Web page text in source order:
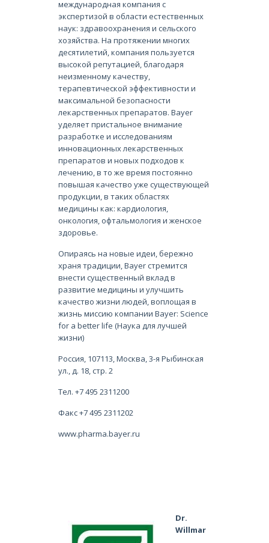
международная компания с
экспертизой в области естественных
наук: здравоохранения и сельского
хозяйства. На протяжении многих
десятилетий, компания пользуется
высокой репутацией, благодаря
неизменному качеству,
терапевтической эффективности и
максимальной безопасности
лекарственных препаратов. Bayer
уделяет пристальное внимание
разработке и исследованиям
инновационных лекарственных
препаратов и новых подходов к
лечению, в то же время постоянно
повышая качество уже существующей
продукции, в таких областях
медицины как: кардиология,
онкология, офтальмология и женское
здоровье.
Опираясь на новые идеи, бережно
храня традиции, Bayer стремится
внести существенный вклад в
развитие медицины и улучшить
качество жизни людей, воплощая в
жизнь миссию компании Bayer: Science
for a better life (Наука для лучшей
жизни)
Россия, 107113, Москва, 3-я Рыбинская
ул., д. 18, стр. 2
Тел. +7 495 2311200
Факс +7 495 2311202
www.pharma.bayer.ru
Dr.
Willmar